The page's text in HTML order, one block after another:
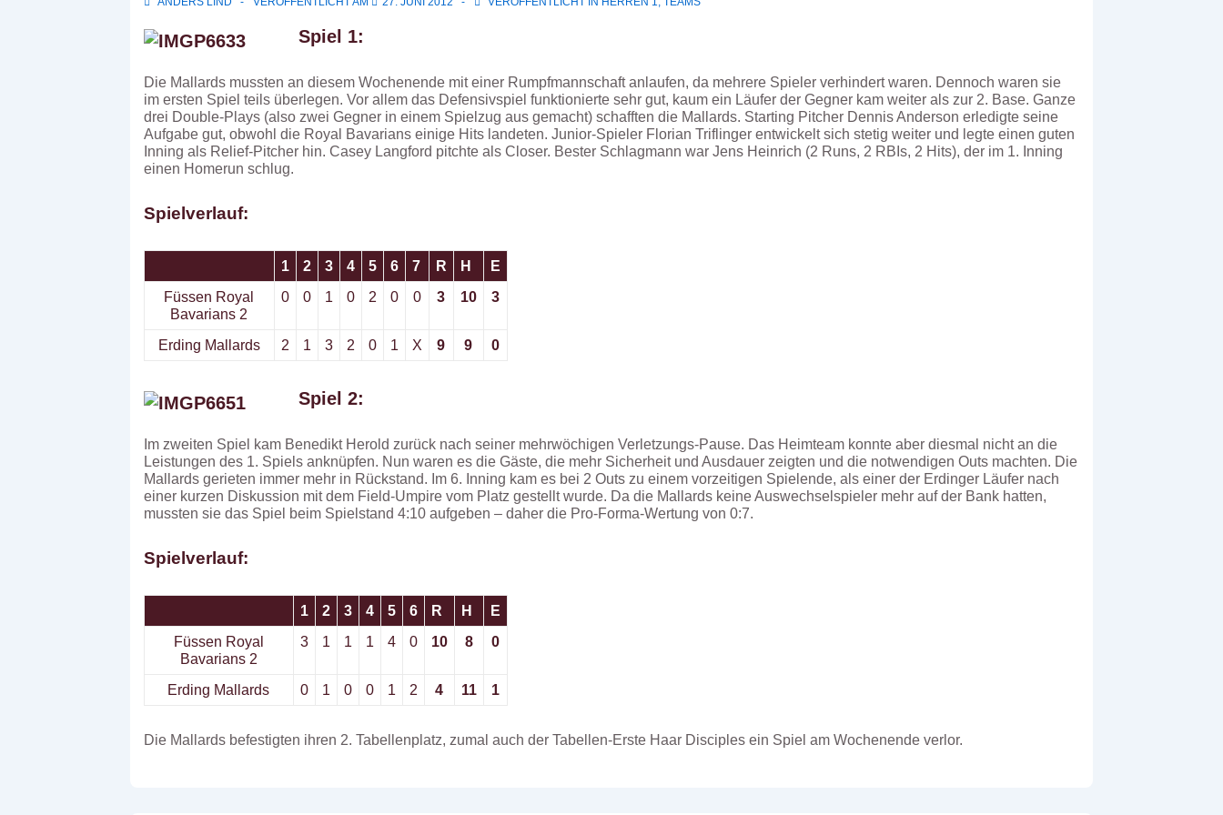
Spiel 1:
Die Mallards mussten an diesem Wochenende mit einer Rumpfmannschaft anlaufen, da mehrere Spieler verhindert waren. Dennoch waren sie
im ersten Spiel teils überlegen. Vor allem das Defensivspiel funktionierte sehr gut, kaum ein Läufer der Gegner kam weiter als zur 2. Base. Ganze
drei Double-Plays (also zwei Gegner in einem Spielzug aus gemacht) schafften die Mallards. Starting Pitcher Dennis Anderson erledigte seine
Aufgabe gut, obwohl die Royal Bavarians einige Hits landeten. Junior-Spieler Florian Triflinger entwickelt sich stetig weiter und legte einen guten
Inning als Relief-Pitcher hin. Casey Langford pitchte als Closer. Bester Schlagmann war Jens Heinrich (2 Runs, 2 RBIs, 2 Hits), der im 1. Inning
einen Homerun schlug.
Spielverlauf:
1 2 3 4 5 6 7 R H
E
Füssen Royal
Bavarians 2
0 0 1 0 2 0 0 3 10 3
Erding Mallards 2 1 3 2 0 1 X 9 9 0
Spiel 2:
Im zweiten Spiel kam Benedikt Herold zurück nach seiner mehrwöchigen Verletzungs-Pause. Das Heimteam konnte aber diesmal nicht an die
Leistungen des 1. Spiels anknüpfen. Nun waren es die Gäste, die mehr Sicherheit und Ausdauer zeigten und die notwendigen Outs machten. Die
Mallards gerieten immer mehr in Rückstand. Im 6. Inning kam es bei 2 Outs zu einem vorzeitigen Spielende, als einer der Erdinger Läufer nach
einer kurzen Diskussion mit dem Field-Umpire vom Platz gestellt wurde. Da die Mallards keine Auswechselspieler mehr auf der Bank hatten,
mussten sie das Spiel beim Spielstand 4:10 aufgeben – daher die Pro-Forma-Wertung von 0:7.
Spielverlauf:
1 2 3 4 5 6 R H
E
Füssen Royal
Bavarians 2
3 1 1 1 4 0 10 8 0
Erding Mallards 0 1 0 0 1 2 4 11 1
Die Mallards befestigten ihren 2. Tabellenplatz, zumal auch der Tabellen-Erste Haar Disciples ein Spiel am Wochenende verlor.